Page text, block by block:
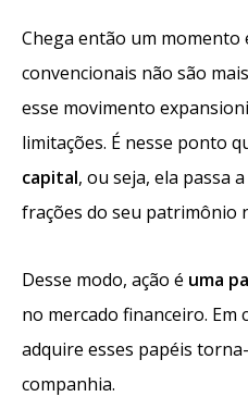
Chega então um momento
convencionais não são
esse movimento
limitações. É nesse ponto
capital, ou seja, ela passa
frações do seu patrimônio
Desse modo, ação é uma
no mercado financeiro. Em
adquire esses papéis
companhia.